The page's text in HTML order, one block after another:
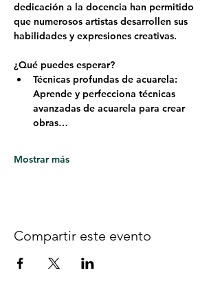
dedicación a la docencia han permitido
que numerosos artistas desarrollen sus
habilidades y expresiones creativas.
¿Qué puedes esperar?
Técnicas profundas de acuarela:
Aprende y perfecciona técnicas
avanzadas de acuarela para crear
obras…
Mostrar más
Compartir este evento